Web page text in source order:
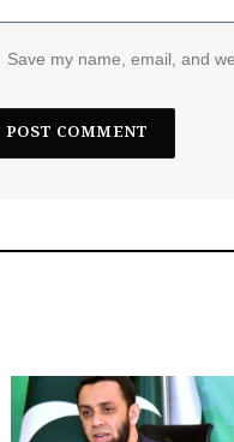
Save my name, email, and